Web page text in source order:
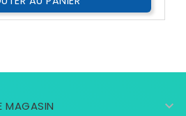
MAGASIN 